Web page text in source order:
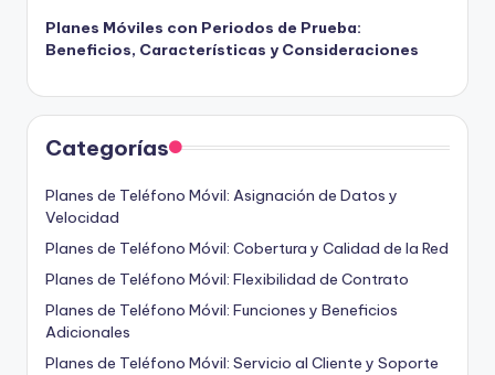
Planes Móviles con Periodos de Prueba:
Beneficios, Características y Consideraciones
Categorías
Planes de Teléfono Móvil: Asignación de Datos y
Velocidad
Planes de Teléfono Móvil: Cobertura y Calidad de la Red
Planes de Teléfono Móvil: Flexibilidad de Contrato
Planes de Teléfono Móvil: Funciones y Beneficios
Adicionales
Planes de Teléfono Móvil: Servicio al Cliente y Soporte